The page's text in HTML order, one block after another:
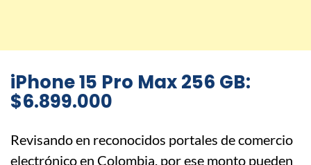
iPhone 15 Pro Max 256 GB:
$6.899.000
Revisando en reconocidos portales de comercio
electrónico en Colombia, por ese monto pueden